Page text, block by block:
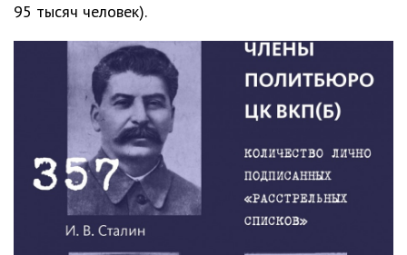
95 тысяч человек).